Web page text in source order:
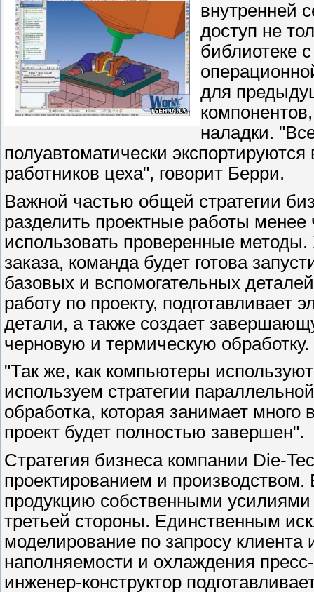
внутренней
доступ не
библиотеке
для
наладки.
полуавтоматически
работников цеха", говорит Берри.
Важной частью общей стратегии
разделить проектные работы менее
использовать проверенные
заказа, команда будет готова
базовых и вспомогательных
работу по проекту, подготавливает
детали, а также создает
черновую и термическую обработку.
"Так же, как компьютеры
используем стратегии
обработка, которая занимает
проект будет полностью завершен".
Стратегия бизнеса компании Die-
проектированием и
продукцию собственными
третьей стороны. Единственным
моделирование по запросу
наполняемости и охлаждения
инженер-конструктор